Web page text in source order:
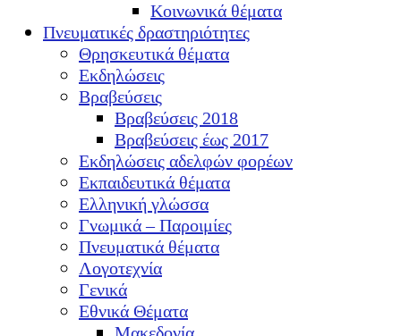
Κοινωνικά θέματα
Πνευματικές δραστηριότητες
Θρησκευτικά θέματα
Εκδηλώσεις
Βραβεύσεις
Βραβεύσεις 2018
Βραβεύσεις έως 2017
Εκδηλώσεις αδελφών φορέων
Εκπαιδευτικά θέματα
Ελληνική γλώσσα
Γνωμικά – Παροιμίες
Πνευματικά θέματα
Λογοτεχνία
Γενικά
Εθνικά Θέματα